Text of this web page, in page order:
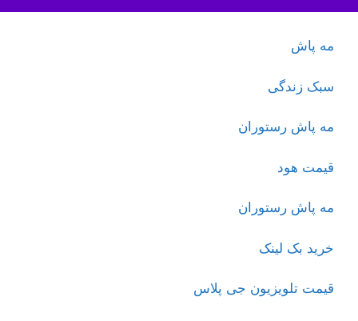
مه پاش
سبک زندگی
مه پاش رستوران
قیمت هود
مه پاش رستوران
خرید بک لینک
قیمت تلویزیون جی پلاس